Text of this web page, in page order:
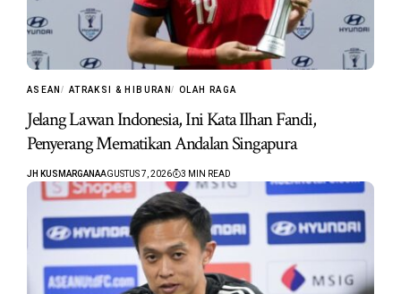
ASEAN ATRAKSI & HIBURAN OLAH RAGA
Jelang Lawan Indonesia, Ini Kata Ilhan Fandi,
Penyerang Mematikan Andalan Singapura
JH KUSMARGANAAGUSTUS 7, 2026 3 MIN READ